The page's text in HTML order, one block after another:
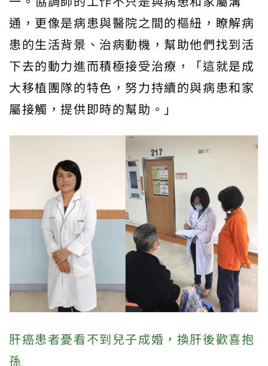
通，更像是病患與醫院之間的樞紐，瞭解病
患的生活背景、治病動機，幫助他們找到活
下去的動力進而積極接受治療，「這就是成
大移植團隊的特色，努力持續的與病患和家
屬接觸，提供即時的幫助。」
肝癌患者憂看不到兒子成婚，換肝後歡喜抱
孫